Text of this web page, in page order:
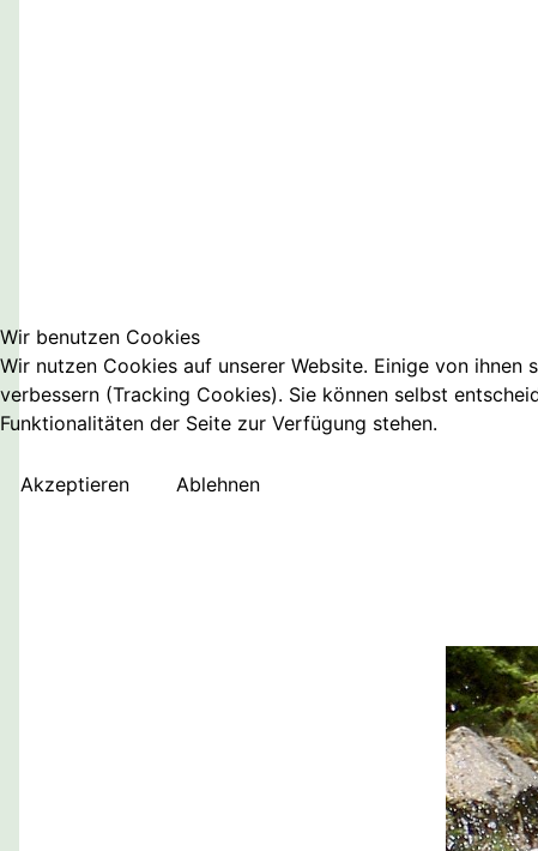
Wir benutzen Cookies
Wir nutzen Cookies auf unserer Website. Einige von
verbessern (Tracking Cookies). Sie können selbst
Funktionalitäten der Seite zur Verfügung stehen.
Akzeptieren
Ablehnen